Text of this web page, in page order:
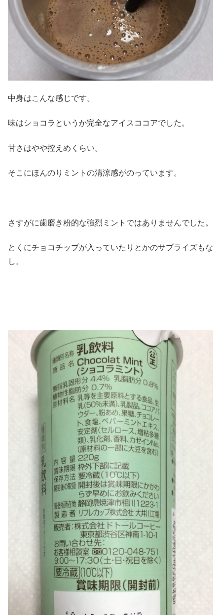
中身はこんな感じです。
味はショコラというか完全なアイスココアでした。
甘さはやや控えめくらい。
そこにほんのりミントの清涼感がのっています。
さすがに歯磨き粉的な強烈ミントではありませんでした。
とくにチョコチップが入っていたりとかのサプライズもな
し。